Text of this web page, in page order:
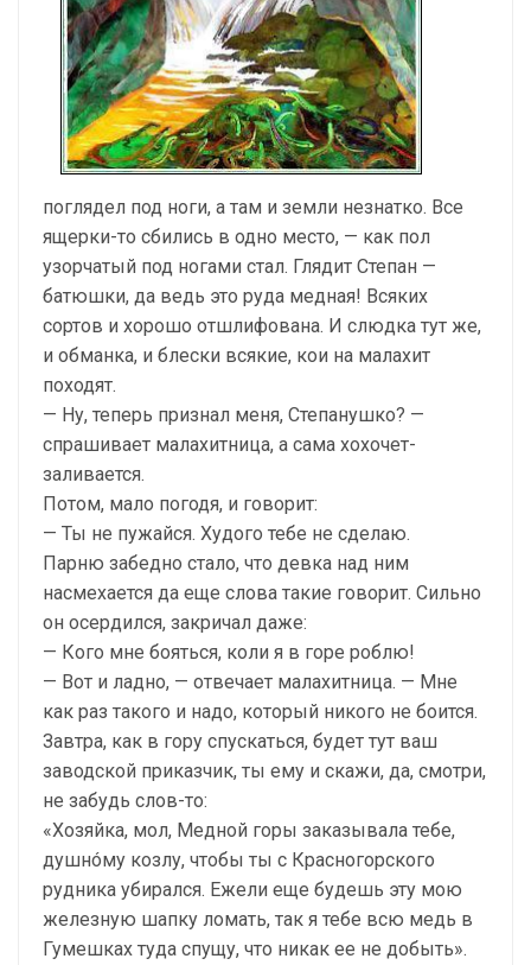
поглядел под ноги, а там и земли незнатко. Все
ящерки-то сбились в одно место, — как пол
узорчатый под ногами стал. Глядит Степан —
батюшки, да ведь это руда медная! Всяких
сортов и хорошо отшлифована. И слюдка тут же,
и обманка, и блески всякие, кои на малахит
походят.
— Ну, теперь признал меня, Степанушко? —
спрашивает малахитница, а сама хохочет-
заливается.
Потом, мало погодя, и говорит:
— Ты не пужайся. Худого тебе не сделаю.
Парню забедно стало, что девка над ним
насмехается да еще слова такие говорит. Сильно
он осердился, закричал даже:
— Кого мне бояться, коли я в горе роблю!
— Вот и ладно, — отвечает малахитница. — Мне
как раз такого и надо, который никого не боится.
Завтра, как в гору спускаться, будет тут ваш
заводской приказчик, ты ему и скажи, да, смотри,
не забудь слов-то:
«Хозяйка, мол, Медной горы заказывала тебе,
душнóму козлу, чтобы ты с Красногорского
рудника убирался. Ежели еще будешь эту мою
железную шапку ломать, так я тебе всю медь в
Гумешках туда спущу, что никак ее не добыть».